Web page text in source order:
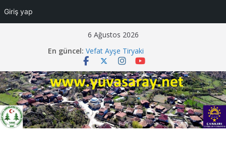
Giriş yap
6 Ağustos 2026
En güncel: Vefat Ayşe Tiryaki
Vefat Fazlı Sarı
Vefat Mecit Tenbel
Davetiye Faruk Darendeli
Düğüne Davet Samet Beyaz